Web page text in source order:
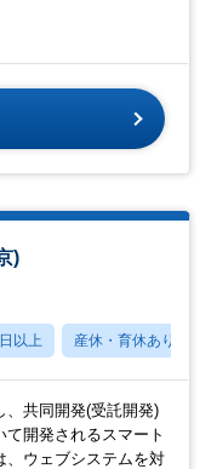
)
以上 産休・育休あり
、共同開発(受託開発)
て開発されるスマート
、ウェブシステムを対